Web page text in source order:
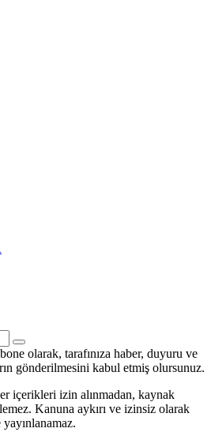
olarak, tarafınıza haber, duyuru ve
gönderilmesini kabul etmiş olursunuz.
içerikleri izin alınmadan, kaynak
Kanuna aykırı ve izinsiz olarak